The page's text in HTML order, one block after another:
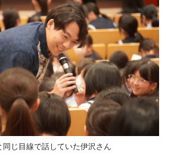
同じ目線で話していた伊沢さん